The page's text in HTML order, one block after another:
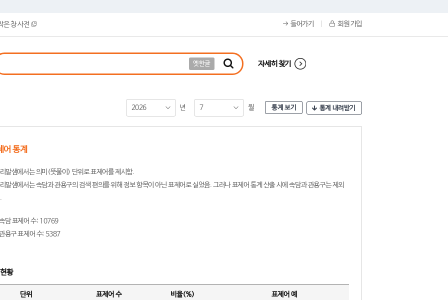
은 창 사전 들어가기 회원 가입
옛한글 자세히 찾기
2026 년 7 월 통계 보기 통계 내려받기
어 통계
말샘에서는 의미(뜻풀이) 단위로 표제어를 제시함.
말샘에서는 속담과 관용구의 검색 편의를 위해 정보 항목이 아닌 표제어로 실었음. 그러나 표제어 통계 산출 시에 속담과 관용구는 제외
담 표제어 수: 10769
용구 표제어 수: 5387
황
단위 표제어 수 비율(%) 표제어 예